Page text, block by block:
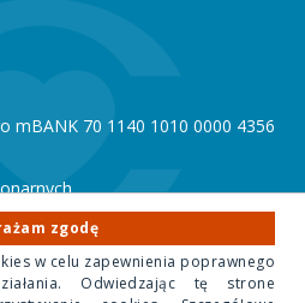
mBANK 70 1140 1010 0000 4356
zgodę
w celu zapewnienia poprawnego
Odwiedzając tę strone